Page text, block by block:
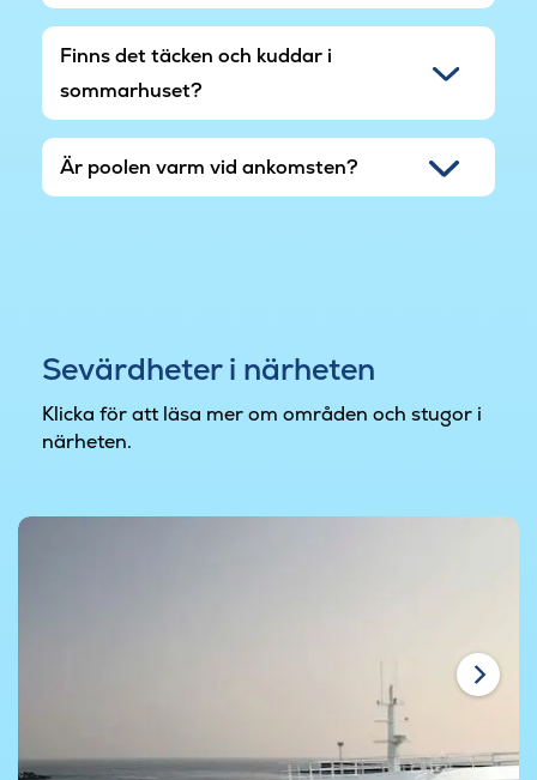
Finns det täcken och kuddar i
sommarhuset?
Är poolen varm vid ankomsten?
Sevärdheter i närheten
Klicka för att läsa mer om områden och stugor i
närheten.